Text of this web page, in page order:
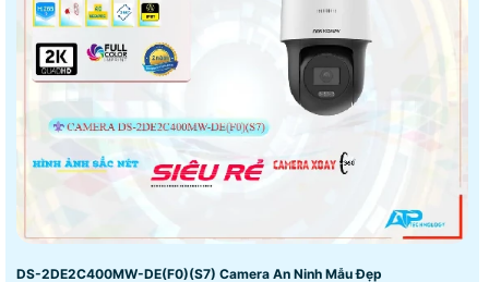
DS-2DE2C400MW-DE(F0)(S7) Camera An Ninh Mẫu Đẹp